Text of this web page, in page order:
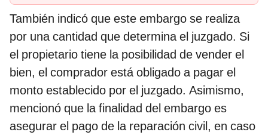
También indicó que este embargo se realiza
por una cantidad que determina el juzgado. Si
el propietario tiene la posibilidad de vender el
bien, el comprador está obligado a pagar el
monto establecido por el juzgado. Asimismo,
mencionó que la finalidad del embargo es
asegurar el pago de la reparación civil, en caso